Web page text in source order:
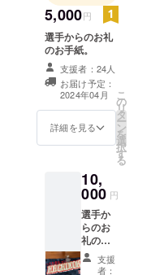
5,000円
選手からのお礼
のお手紙。
支援者：24人
お届け予定：
2024年04月
詳細を見る
こ
の
リ
タ
ー
ン
を
選
択
す
る
10,
000 円
選手か
らのお
礼のお
手紙、
チーム
支援
者：